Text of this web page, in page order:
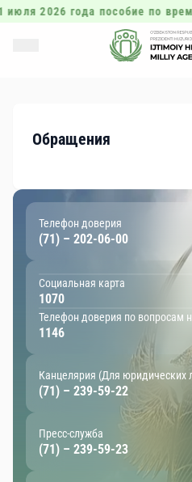
2026 года пособие по
Обращения
Телефон доверия
(71) – 202-06-00
Социальная карта
1070
Телефон доверия по вопросам
1146
Канцелярия (Для юридических
(71) – 239-59-22
Пресс-служба
(71) – 239-59-23